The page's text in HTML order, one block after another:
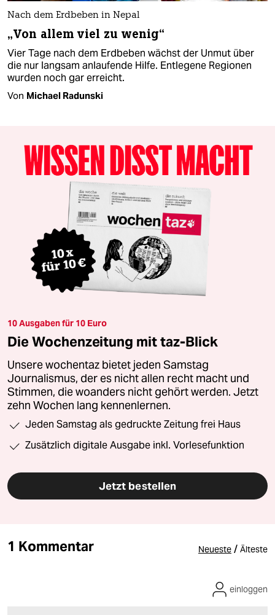
Nach dem Erdbeben in Nepal
„Von allem viel zu wenig“
Vier Tage nach dem Erdbeben wächst der Unmut über
die nur langsam anlaufende Hilfe. Entlegene Regionen
wurden noch gar erreicht.
Von Michael Radunski
10 Ausgaben für 10 Euro
Die Wochenzeitung mit taz-Blick
Unsere wochentaz bietet jeden Samstag
Journalismus, der es nicht allen recht macht und
Stimmen, die woanders nicht gehört werden. Jetzt
zehn Wochen lang kennenlernen.
Jeden Samstag als gedruckte Zeitung frei Haus
Zusätzlich digitale Ausgabe inkl. Vorlesefunktion
Jetzt bestellen
1 Kommentar Neueste / Älteste
einloggen